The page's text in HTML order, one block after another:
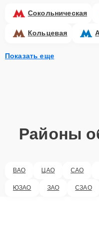
Сокольническая
Кольцевая
Показать еще
Районы
ВАО ЦАО САО
ЮЗАО ЗАО СЗАО